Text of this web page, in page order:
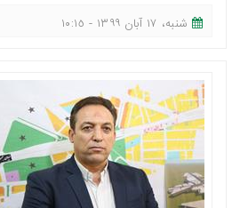
شنبه، ١٧ آبان ١٣٩٩ - ١٠:١٥